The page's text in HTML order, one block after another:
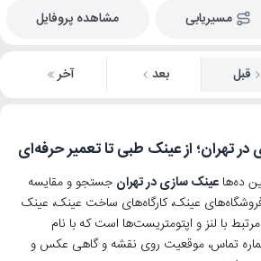
مسیریابی مشاهده پروفایل
قبل بعد آخر
تهران؛ از عینک طبی تا تعمیر حرفه‌ای
ده‌هاعینک سازی در تهران جستجو و مقایسه
عینک، کارگاه‌های ساخت عینک، عینک
با لنز و اپتومتریست‌ها است که با نام
تماس، موقعیت روی نقشه و گاهی عکس و